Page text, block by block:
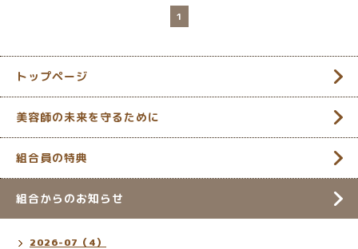
1
トップページ
美容師の未来を守るために
組合員の特典
組合からのお知らせ
2026-07（4）